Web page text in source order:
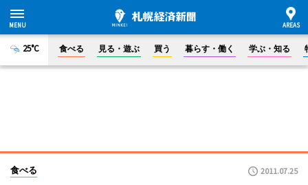
25°C 食べる 見る・遊ぶ 買う 暮らす・働く 学ぶ・知る
食べる 2011.07.25